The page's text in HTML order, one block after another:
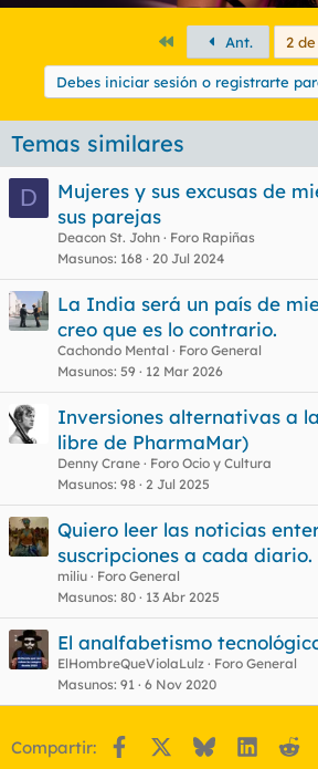
PrimeroAnt. 2
Debes iniciar sesión o registrarte
Temas similares
D
Mujeres y sus excusas de
sus parejas
Deacon St. John
Foro Rapiñas
Masunos 168 20 Jul 2024
La India será un país de
creo que es lo contrario.
Cachondo Mental
Foro General
Masunos 59 12 Mar 2026
Inversiones alternativas a
libre de PharmaMar)
Denny Crane
Foro Ocio y Cultura
Masunos 98 2 Jul 2025
Quiero leer las noticias
suscripciones a cada diario.
miliu
Foro General
Masunos 80 13 Abr 2025
El analfabetismo
ElHombreQueViolaLulz
Foro General
Masunos 91 6 Nov 2020
Compartir: Facebook Bluesky